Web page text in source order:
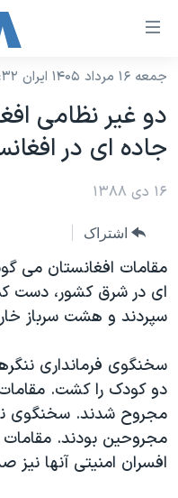
لینکهای
دسترسی
جهش
محتوای
اصلی
جهش
صفحه
اصلی
جهش
به
جستجو
نسخه سبک وب‌سایت
موضوع ها
ایران
آمریکا
جهان
ورزشی
گزیده‌ها
ویژه برنامه‌ها
ویدیوها
فرهنگ و زندگی
حقوق شهروندی
برنامه های تلویزیونی
جدول برنامه ها
صفحه‌های ویژه
جام جهانی ۲۰۲۶
عملیات خشم حماسی
۲۵۰سالگی آمریکا
بایگانی برنامه‌های تلویزیونی
مستندها
انتخابات ریاست جمهوری آمریکا
فرکانس‌های صدای
پخش رادیویی
یادگیری زبان انگلیسی
دنبال کنید
جمعه ۱۶ مرداد ۱۴۰۵ ایران ۱۲:۳۲
دو غیر نظامی
جاده ای در
۱۶ دی ۱۳۸۸
اشتراک
مقامات افغانستان می
ای در شرق کشور، دست
سپردند و هشت سرباز
سخنگوی فرمانداری
مجروحین بودند. مقامات
افسران امنیتی آنها نیز